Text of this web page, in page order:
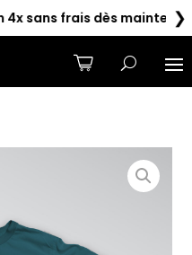
dès maintenant ❯